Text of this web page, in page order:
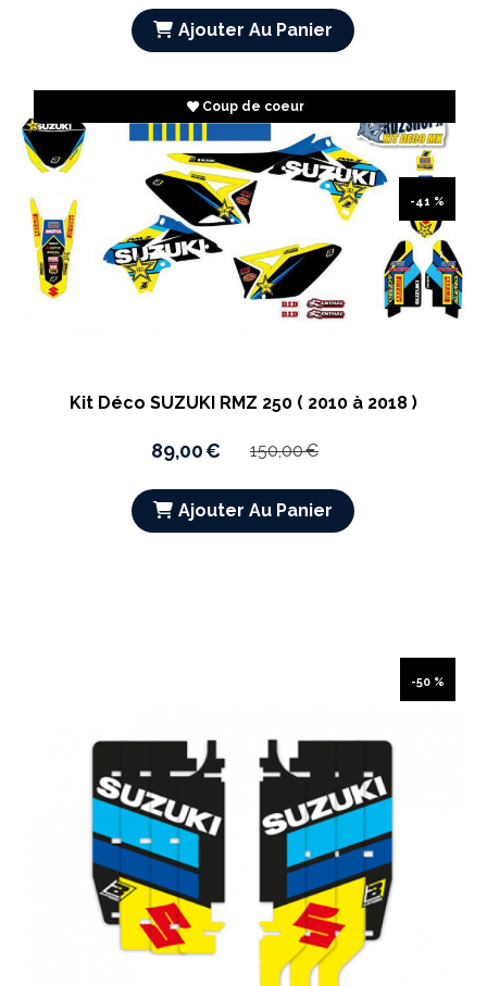
Ajouter Au Panier
Coup de coeur
-41 %
Kit Déco SUZUKI RMZ 250 ( 2010 à 2018 )
89,00€ 150,00€
Ajouter Au Panier
-50 %